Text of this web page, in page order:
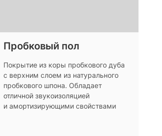
Пробковый пол
Покрытие из коры пробкового дуба
с верхним слоем из натурального
пробкового шпона. Обладает
отличной звукоизоляцией
и амортизирующими свойствами